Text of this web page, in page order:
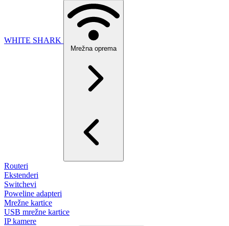
WHITE SHARK
Mrežna oprema
Routeri
Ekstenderi
Switchevi
Poweline adapteri
Mrežne kartice
USB mrežne kartice
IP kamere